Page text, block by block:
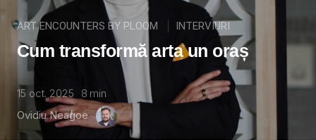
ART ENCOUNTERS BY PLOOM INTERVIURI
Cum transformă arta un oraș
15 oct. 2025 8 min
Ovidiu Neagoe